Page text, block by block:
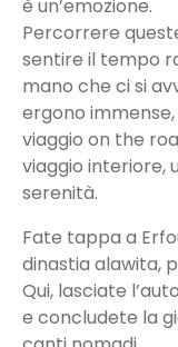
è un’emozione.
Percorrere
sentire il tempo
mano che ci si
ergono
viaggio on the
viaggio interiore,
serenità.
Fate tappa a
dinastia alawita,
Qui, lasciate
e concludete la